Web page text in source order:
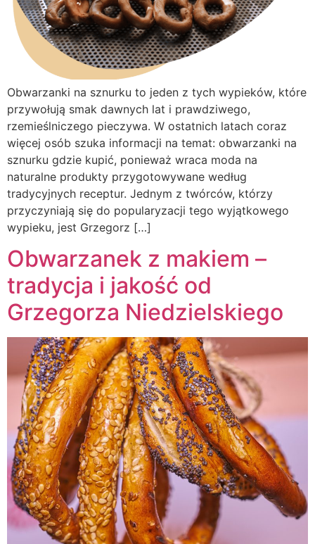
Obwarzanki na sznurku to jeden z tych wypieków, które
przywołują smak dawnych lat i prawdziwego,
rzemieślniczego pieczywa. W ostatnich latach coraz
więcej osób szuka informacji na temat: obwarzanki na
sznurku gdzie kupić, ponieważ wraca moda na
naturalne produkty przygotowywane według
tradycyjnych receptur. Jednym z twórców, którzy
przyczyniają się do popularyzacji tego wyjątkowego
wypieku, jest Grzegorz […]
Obwarzanek z makiem –
tradycja i jakość od
Grzegorza Niedzielskiego